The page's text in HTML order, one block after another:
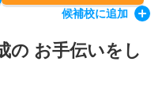
候補校に追加
の お手伝いをし